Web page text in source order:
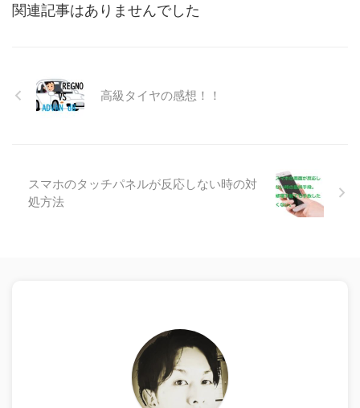
関連記事はありませんでした
高級タイヤの感想！！
スマホのタッチパネルが反応しない時の対
処方法